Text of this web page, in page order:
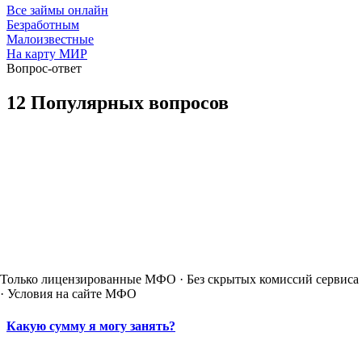
Все займы онлайн
Безработным
Малоизвестные
На карту МИР
Вопрос-ответ
12 Популярных вопросов
Только лицензированные МФО · Без скрытых комиссий сервиса
· Условия на сайте МФО
Какую сумму я могу занять?